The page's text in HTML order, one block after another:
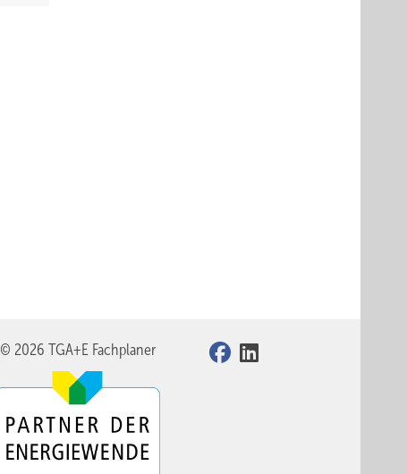
© 2026 TGA+E Fachplaner